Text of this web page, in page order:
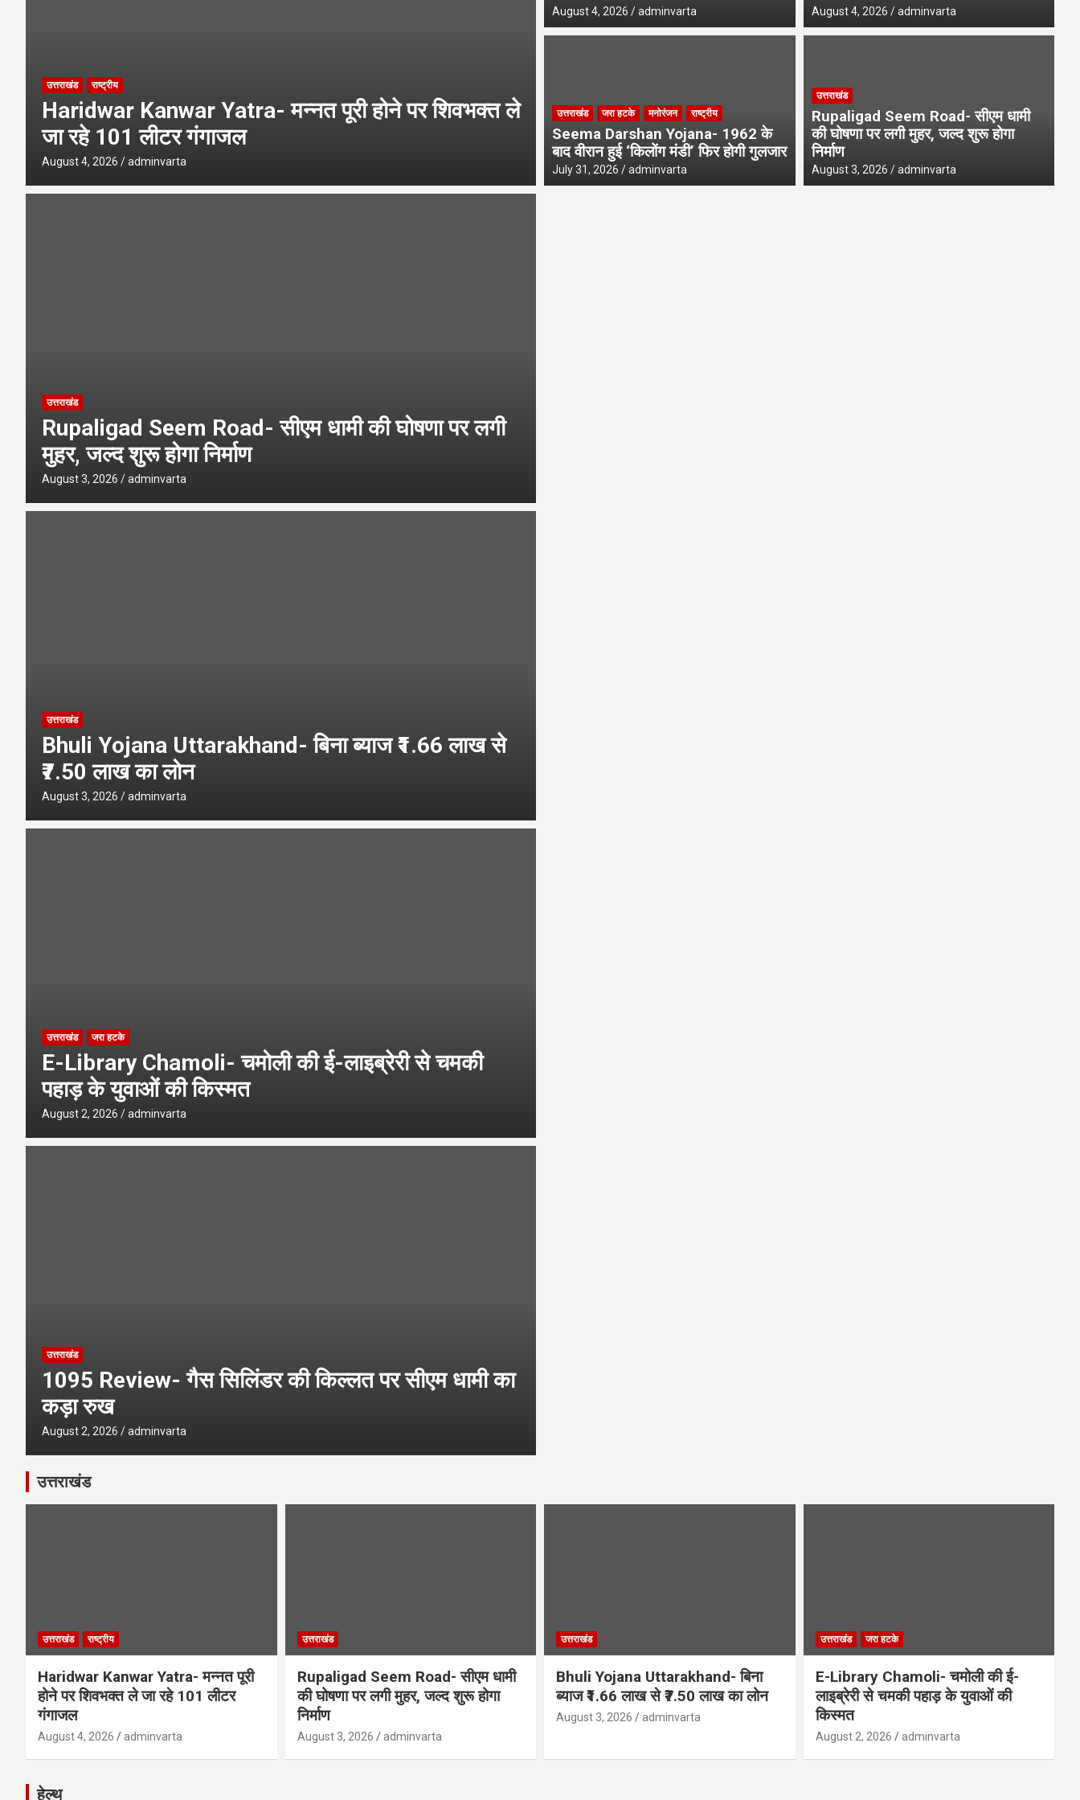
उत्तराखंड राष्ट्रीय
Haridwar Kanwar Yatra- मन्नत पूरी होने पर शिवभक्त ले
जा रहे 101 लीटर गंगाजल
August 4, 2026 adminvarta
उत्तराखंड
Rupaligad Seem Road- सीएम धामी की घोषणा पर लगी
मुहर, जल्द शुरू होगा निर्माण
August 3, 2026 adminvarta
उत्तराखंड
Bhuli Yojana Uttarakhand- बिना ब्याज ₹1.66 लाख से
₹7.50 लाख का लोन
August 3, 2026 adminvarta
उत्तराखंड जरा हटके
E-Library Chamoli- चमोली की ई-लाइब्रेरी से चमकी
पहाड़ के युवाओं की किस्मत
August 2, 2026 adminvarta
उत्तराखंड
1095 Review- गैस सिलिंडर की किल्लत पर सीएम धामी का
कड़ा रुख
August 2, 2026 adminvarta
August 4, 2026 adminvarta
उत्तराखंड जरा हटके मनोरंजन राष्ट्रीय
Seema Darshan Yojana- 1962 के
बाद वीरान हुई ‘किलोंग मंडी’ फिर होगी गुलजार
July 31, 2026 adminvarta
August 4, 2026 adminvarta
उत्तराखंड
Rupaligad Seem Road- सीएम धामी
की घोषणा पर लगी मुहर, जल्द शुरू होगा
निर्माण
August 3, 2026 adminvarta
उत्तराखंड
उत्तराखंड राष्ट्रीय
Haridwar Kanwar Yatra- मन्नत पूरी
होने पर शिवभक्त ले जा रहे 101 लीटर
गंगाजल
August 4, 2026 adminvarta
उत्तराखंड
Rupaligad Seem Road- सीएम धामी
की घोषणा पर लगी मुहर, जल्द शुरू होगा
निर्माण
August 3, 2026 adminvarta
उत्तराखंड
Bhuli Yojana Uttarakhand- बिना
ब्याज ₹1.66 लाख से ₹7.50 लाख का लोन
August 3, 2026 adminvarta
उत्तराखंड जरा हटके
E-Library Chamoli- चमोली की ई-
लाइब्रेरी से चमकी पहाड़ के युवाओं की
किस्मत
August 2, 2026 adminvarta
हेल्थ